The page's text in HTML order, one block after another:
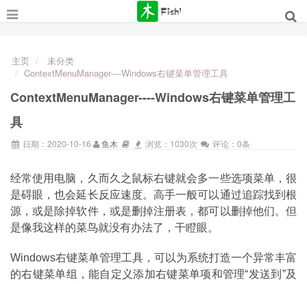
主页
未分类
ContextMenuManager----Windows右键菜单管理工具
ContextMenuManager----Windows右键菜单管理工
具
日期：2020-10-16 鱼木 浏览：1030次 评论：0条
经常使用电脑，久而久之鼠标右键就会多一些选项菜单，很
是碍眼，也会延长反应速度。高手一般可以通过追踪找到根
源，或是除掉软件，或是删掉注册表，都可以删掉他们。但
是像我这样的菜鸟就没有办法了，干瞪眼。
Windows右键菜单管理工具，可以为系统打造一个异常丰富
的右键菜单组，能自定义添加右键菜单项和管理“发送到”及